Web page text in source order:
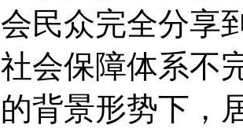
会民众完全分享
社会保障体系不
的背景形势下，